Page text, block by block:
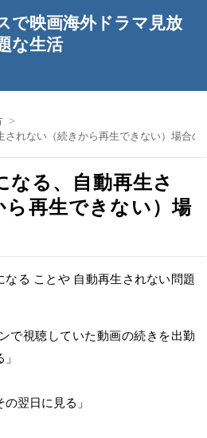
で映画海外ドラマ見放
な生活
されない（続きから再生できない）場合の
る、自動再生さ
再生できない）場
なる ことや 自動再生されない問題
で視聴していた動画の続きを出勤
翌日に見る」